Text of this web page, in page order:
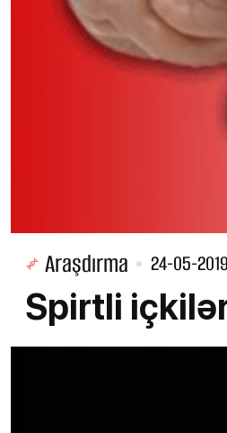
Araşdırma 24-05-
Spirtli